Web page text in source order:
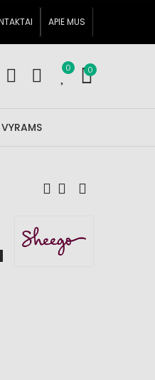
APIE MUS
0 0
VYRAMS